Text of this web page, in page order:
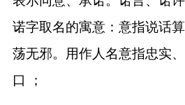
诺字取名的寓意：意指说话
荡无邪。用作人名意指忠实
口 ；